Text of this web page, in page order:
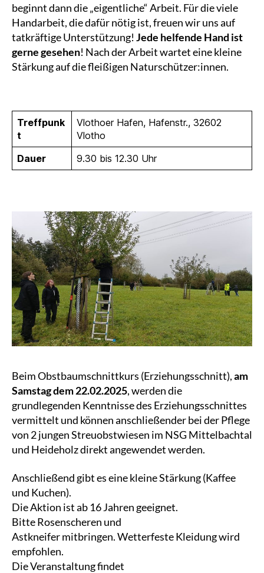
beginnt dann die „eigentliche“ Arbeit. Für die viele
Handarbeit, die dafür nötig ist, freuen wir uns auf
tatkräftige Unterstützung! Jede helfende Hand ist
gerne gesehen! Nach der Arbeit wartet eine kleine
Stärkung auf die fleißigen Naturschützer:innen.
Treffpunk
t
Vlothoer Hafen, Hafenstr., 32602
Vlotho
Dauer
9.30 bis 12.30 Uhr
Beim Obstbaumschnittkurs (Erziehungsschnitt),am
Samstag dem 22.02.2025, werden die
grundlegenden Kenntnisse des Erziehungsschnittes
vermittelt und können anschließender bei der Pflege
von 2 jungen Streuobstwiesen im NSG Mittelbachtal
und Heideholz direkt angewendet werden.
Anschließend gibt es eine kleine Stärkung (Kaffee
und Kuchen).
Die Aktion ist ab 16 Jahren geeignet.
Bitte Rosenscheren und
Astkneifer mitbringen. Wetterfeste Kleidung wird
empfohlen.
Die Veranstaltung findet